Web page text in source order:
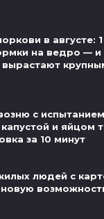
в августе: 1
на ведро — и
с
и яйцом
за 10 минут
людей с